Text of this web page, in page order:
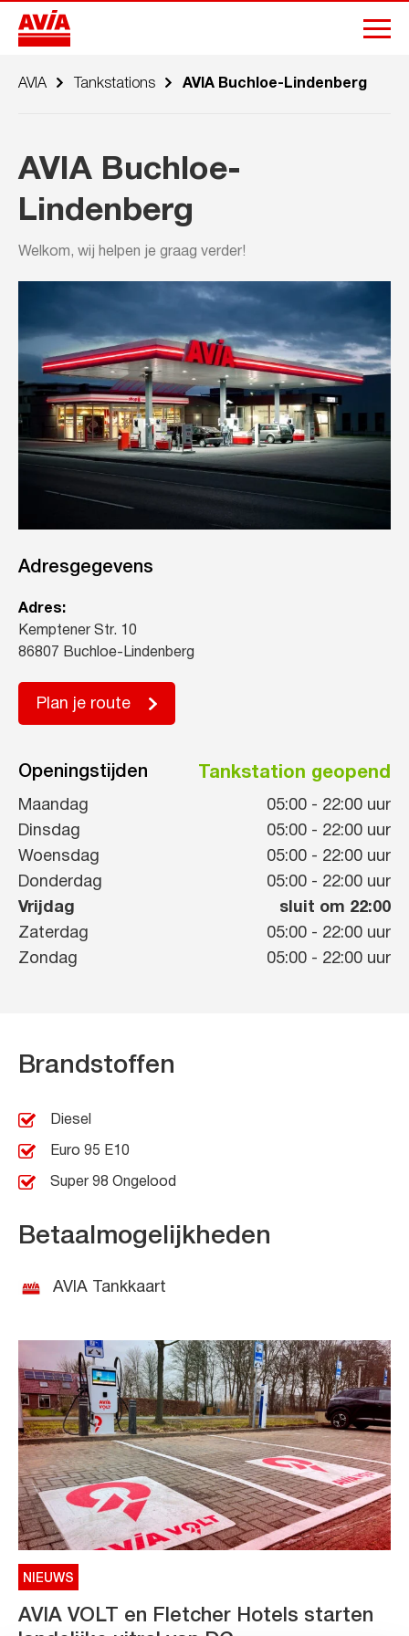
AVIA Tankstations AVIA Buchloe-Lindenberg
AVIA Buchloe-
Lindenberg
Welkom, wij helpen je graag verder!
Adresgegevens
Adres:
Kemptener Str. 10
86807 Buchloe-Lindenberg
Plan je route
Openingstijden Tankstation geopend
Maandag 05:00 - 22:00 uur
Dinsdag
05:00 - 22:00 uur
Woensdag
05:00 - 22:00 uur
Donderdag
05:00 - 22:00 uur
Vrijdag
sluit om 22:00
Zaterdag
05:00 - 22:00 uur
Zondag
05:00 - 22:00 uur
Brandstoffen
Diesel
Euro 95 E10
Super 98 Ongelood
Betaalmogelijkheden
AVIA Tankkaart
NIEUWS
AVIA VOLT en Fletcher Hotels starten